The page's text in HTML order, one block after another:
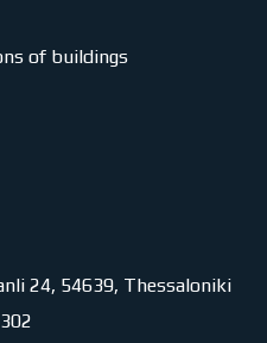
of buildings
24, 54639, Thessaloniki